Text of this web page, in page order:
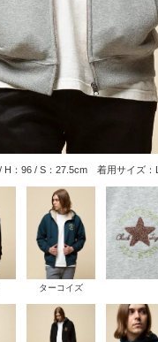
H：96 / S：27.5cm 着用サイズ：L
ターコイズ